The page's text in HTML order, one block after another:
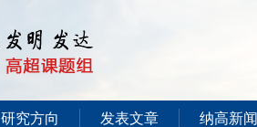
研究方向 发表文章 纳高新闻